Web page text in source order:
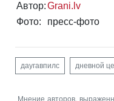
Автор:Grani.lv
Фото:
пресс-фото
даугавпилс дневной
Мнение авторов,